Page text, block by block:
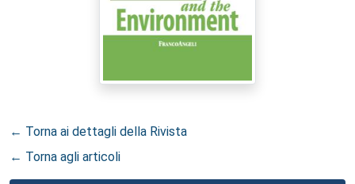
← Torna ai dettagli della Rivista
← Torna agli articoli